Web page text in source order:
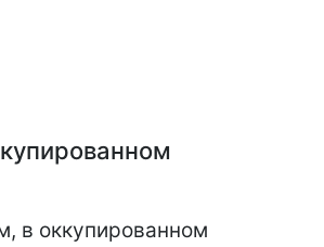
в оккупированном